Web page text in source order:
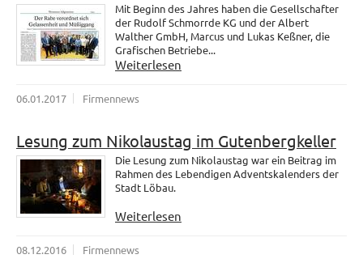
Mit Beginn des Jahres haben die Gesellschafter
der Rudolf Schmorrde KG und der Albert
Walther GmbH, Marcus und Lukas Keßner, die
Grafischen Betriebe...
Weiterlesen
06.01.2017 Firmennews
Lesung zum Nikolaustag im Gutenbergkeller
Die Lesung zum Nikolaustag war ein Beitrag im
Rahmen des Lebendigen Adventskalenders der
Stadt Löbau.
Weiterlesen
08.12.2016 Firmennews